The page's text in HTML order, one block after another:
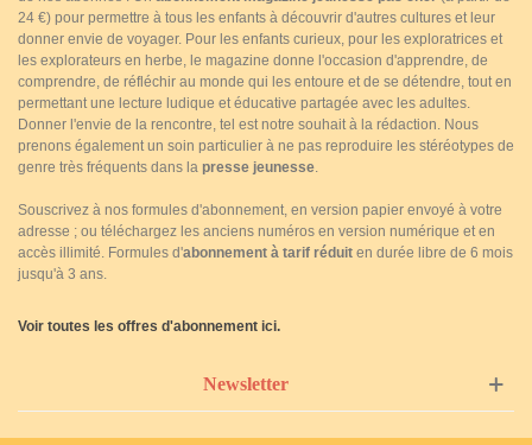
24 €) pour permettre à tous les enfants à découvrir d'autres cultures et leur
donner envie de voyager. Pour les enfants curieux, pour les exploratrices et
les explorateurs en herbe, le magazine donne l'occasion d'apprendre, de
comprendre, de réfléchir au monde qui les entoure et de se détendre, tout en
permettant une lecture ludique et éducative partagée avec les adultes.
Donner l'envie de la rencontre, tel est notre souhait à la rédaction. Nous
prenons également un soin particulier à ne pas reproduire les stéréotypes de
genre très fréquents dans la presse jeunesse.
Souscrivez à nos formules d'abonnement, en version papier envoyé à votre
adresse ; ou téléchargez les anciens numéros en version numérique et en
accès illimité. Formules d'abonnement à tarif réduit en durée libre de 6 mois
jusqu'à 3 ans.
Voir toutes les offres d'abonnement ici.
Newsletter